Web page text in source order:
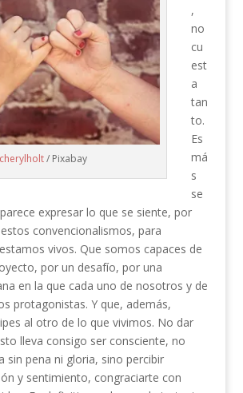
cherylholt/ Pixabay
,
no
cu
est
a
tan
to.
Es
má
s
se
expresar lo que se siente, por
convencionalismos, para
vivos. Que somos capaces de
por un desafío, por una
en la que cada uno de nosotros y de
protagonistas. Y que, además,
al otro de lo que vivimos. No dar
lleva consigo ser consciente, no
sin pena ni gloria, sino percibir
y sentimiento, congraciarte con